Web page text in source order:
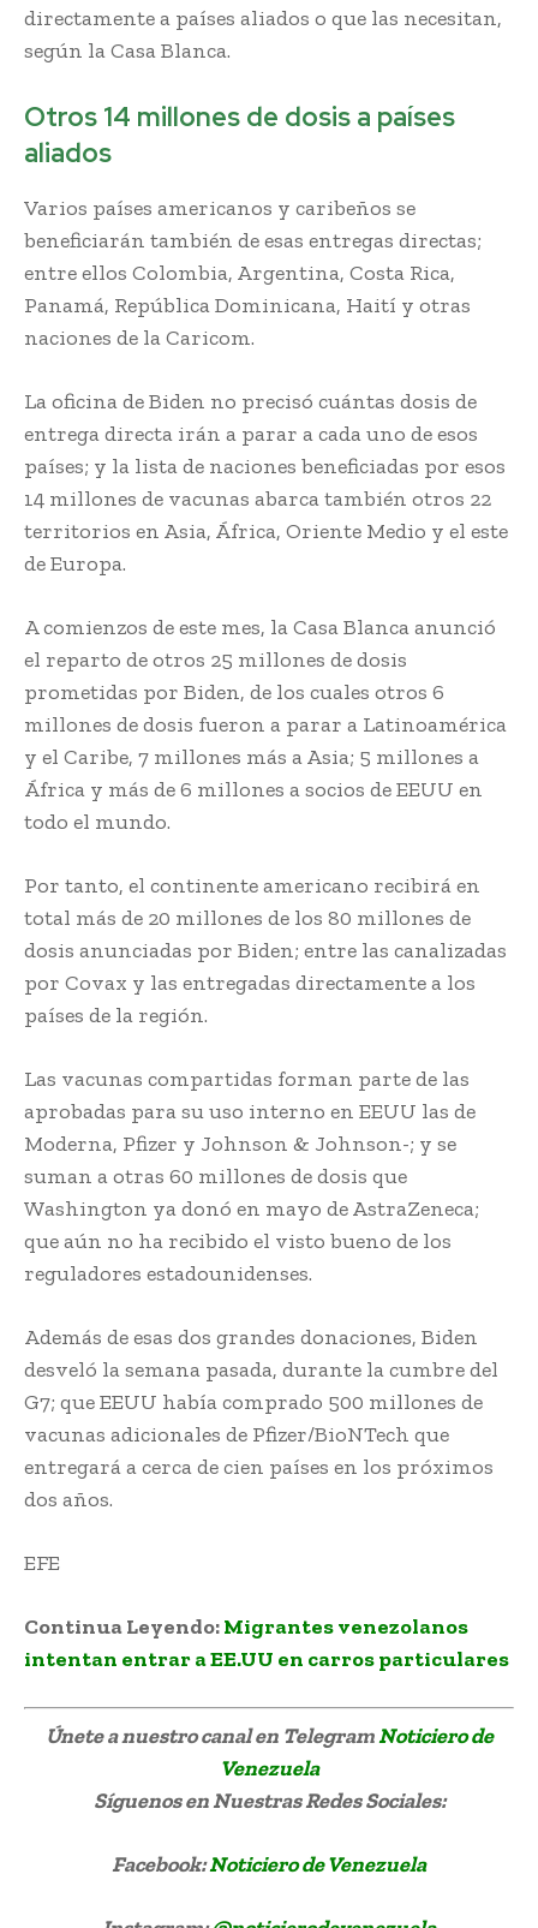
directamente a países aliados o que las necesitan,
según la Casa Blanca.
Otros 14 millones de dosis a países
aliados
Varios países americanos y caribeños se
beneficiarán también de esas entregas directas;
entre ellos Colombia, Argentina, Costa Rica,
Panamá, República Dominicana, Haití y otras
naciones de la Caricom.
La oficina de Biden no precisó cuántas dosis de
entrega directa irán a parar a cada uno de esos
países; y la lista de naciones beneficiadas por esos
14 millones de vacunas abarca también otros 22
territorios en Asia, África, Oriente Medio y el este
de Europa.
A comienzos de este mes, la Casa Blanca anunció
el reparto de otros 25 millones de dosis
prometidas por Biden, de los cuales otros 6
millones de dosis fueron a parar a Latinoamérica
y el Caribe, 7 millones más a Asia; 5 millones a
África y más de 6 millones a socios de EEUU en
todo el mundo.
Por tanto, el continente americano recibirá en
total más de 20 millones de los 80 millones de
dosis anunciadas por Biden; entre las canalizadas
por Covax y las entregadas directamente a los
países de la región.
Las vacunas compartidas forman parte de las
aprobadas para su uso interno en EEUU las de
Moderna, Pfizer y Johnson & Johnson-; y se
suman a otras 60 millones de dosis que
Washington ya donó en mayo de AstraZeneca;
que aún no ha recibido el visto bueno de los
reguladores estadounidenses.
Además de esas dos grandes donaciones, Biden
desveló la semana pasada, durante la cumbre del
G7; que EEUU había comprado 500 millones de
vacunas adicionales de Pfizer/BioNTech que
entregará a cerca de cien países en los próximos
dos años.
EFE
Continua Leyendo:Migrantes venezolanos
intentan entrar a EE.UU en carros particulares
Únete a nuestro canal en TelegramNoticiero de
Venezuela
Síguenosen Nuestras Redes Sociales:
Facebook:Noticiero de Venezuela